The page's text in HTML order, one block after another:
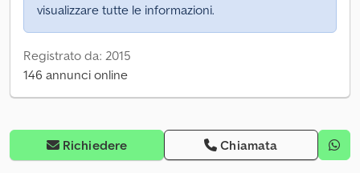
visualizzare tutte le informazioni.
Registrato da: 2015
146 annunci online
Richiedere Chiamata